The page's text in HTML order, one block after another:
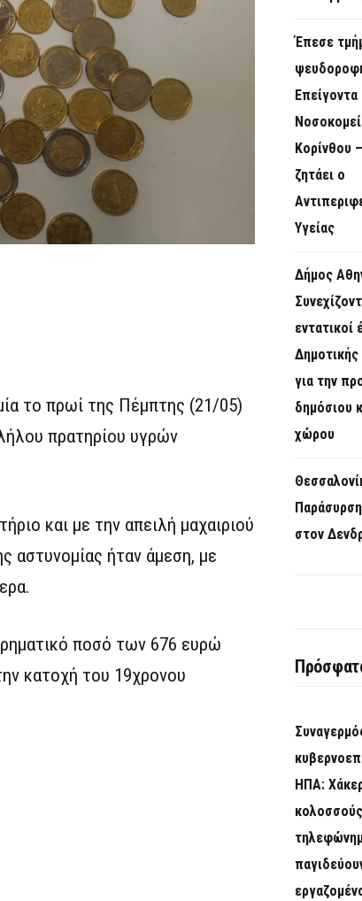
το πρωί της Πέμπτης (21/05)
πρατηρίου υγρών
και με την απειλή μαχαιριού
αστυνομίας ήταν άμεση, με
ποσό των 676 ευρώ
κατοχή του 19χρονου
Έπεσε
Κορίνθου
ζητάει ο
Υγείας
Δήμος
εντατικοί
για την
δημόσιου
χώρου
στον
ΗΠΑ: